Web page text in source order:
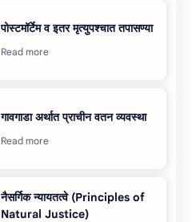
पोस्टमॉर्टेम व इतर मृत्‍युपश्‍चात तपासण्‍या
गावगाडा अर्थात प्राचीन वतन व्‍यवस्‍था
नैसर्गिक न्यायतत्वे (Principles of
Natural Justice)